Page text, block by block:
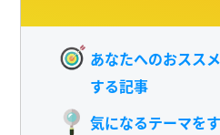
あなたへのおスス
する記事
気になるテーマを